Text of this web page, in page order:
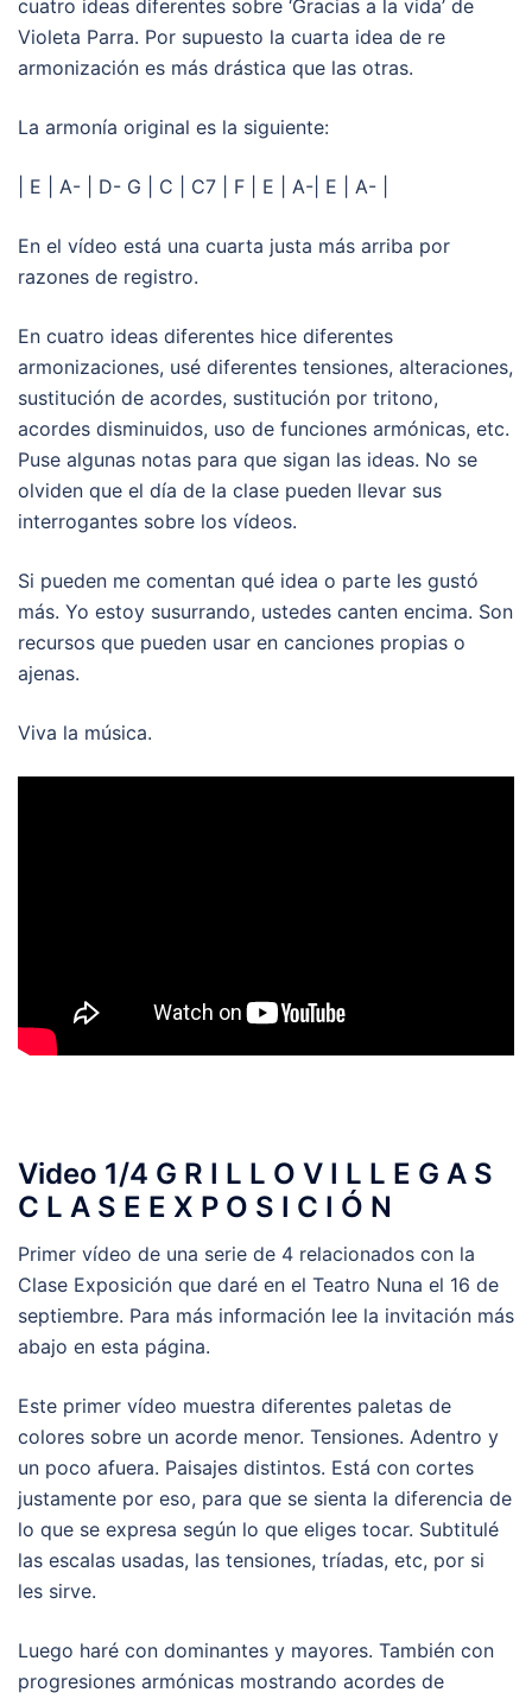
cuatro ideas diferentes sobre ‘Gracias a la vida’ de
Violeta Parra. Por supuesto la cuarta idea de re
armonización es más drástica que las otras.
La armonía original es la siguiente:
| E | A- | D- G | C | C7 | F | E | A-| E | A- |
En el vídeo está una cuarta justa más arriba por
razones de registro.
En cuatro ideas diferentes hice diferentes
armonizaciones, usé diferentes tensiones, alteraciones,
sustitución de acordes, sustitución por tritono,
acordes disminuidos, uso de funciones armónicas, etc.
Puse algunas notas para que sigan las ideas. No se
olviden que el día de la clase pueden llevar sus
interrogantes sobre los vídeos.
Si pueden me comentan qué idea o parte les gustó
más. Yo estoy susurrando, ustedes canten encima. Son
recursos que pueden usar en canciones propias o
ajenas.
Viva la música.
Video 1/4 G R I L L O V I L L E G A S
C L A S E E X P O S I C I Ó N
Primer vídeo de una serie de 4 relacionados con la
Clase Exposición que daré en el Teatro Nuna el 16 de
septiembre. Para más información lee la invitación más
abajo en esta página.
Este primer vídeo muestra diferentes paletas de
colores sobre un acorde menor. Tensiones. Adentro y
un poco afuera. Paisajes distintos. Está con cortes
justamente por eso, para que se sienta la diferencia de
lo que se expresa según lo que eliges tocar. Subtitulé
las escalas usadas, las tensiones, tríadas, etc, por si
les sirve.
Luego haré con dominantes y mayores. También con
progresiones armónicas mostrando acordes de